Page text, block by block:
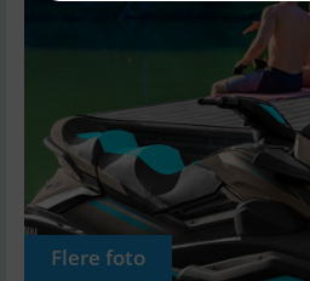
Flere foto